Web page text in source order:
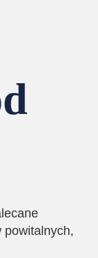
powitalnych,